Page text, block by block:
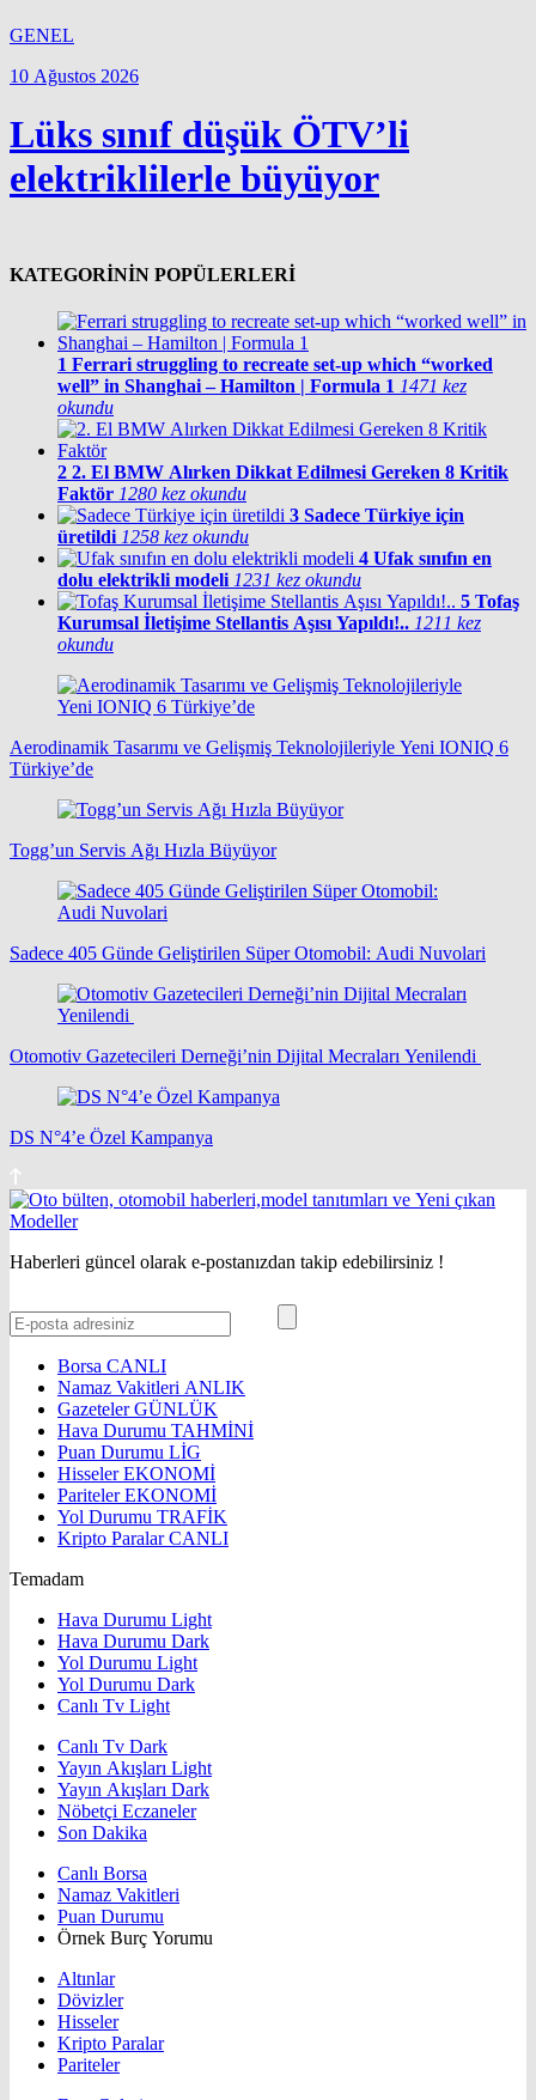
GENEL
10 Ağustos 2026
Lüks sınıf düşük ÖTV’li
elektriklilerle büyüyor
KATEGORİNİN POPÜLERLERİ
1 Ferrari struggling to recreate set-up which “worked
well” in Shanghai – Hamilton | Formula 1 1471 kez
okundu
2 2. El BMW Alırken Dikkat Edilmesi Gereken 8 Kritik
Faktör 1280 kez okundu
3 Sadece Türkiye için
üretildi 1258 kez okundu
4 Ufak sınıfın en
dolu elektrikli modeli 1231 kez okundu
5 Tofaş
Kurumsal İletişime Stellantis Aşısı Yapıldı!.. 1211 kez
okundu
Aerodinamik Tasarımı ve Gelişmiş Teknolojileriyle Yeni IONIQ 6
Türkiye’de
Togg’un Servis Ağı Hızla Büyüyor
Sadece 405 Günde Geliştirilen Süper Otomobil: Audi Nuvolari
Otomotiv Gazetecileri Derneği’nin Dijital Mecraları Yenilendi
DS N°4’e Özel Kampanya
Haberleri güncel olarak e-postanızdan takip edebilirsiniz !
Borsa CANLI
Namaz Vakitleri ANLIK
GazetelerGÜNLÜK
Hava Durumu TAHMİNİ
Puan Durumu LİG
HisselerEKONOMİ
ParitelerEKONOMİ
Yol Durumu TRAFİK
Kripto ParalarCANLI
Temadam
Hava Durumu Light
Hava Durumu Dark
Yol Durumu Light
Yol Durumu Dark
Canlı Tv Light
Canlı Tv Dark
Yayın Akışları Light
Yayın Akışları Dark
Nöbetçi Eczaneler
Son Dakika
Canlı Borsa
Namaz Vakitleri
Puan Durumu
Örnek Burç Yorumu
Altınlar
Dövizler
Hisseler
Kripto Paralar
Pariteler